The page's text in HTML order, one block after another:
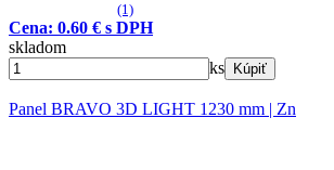
(1)
Cena: 0.60 € s DPH
skladom
ks
Kúpiť
Panel BRAVO 3D LIGHT 1230 mm | Zn